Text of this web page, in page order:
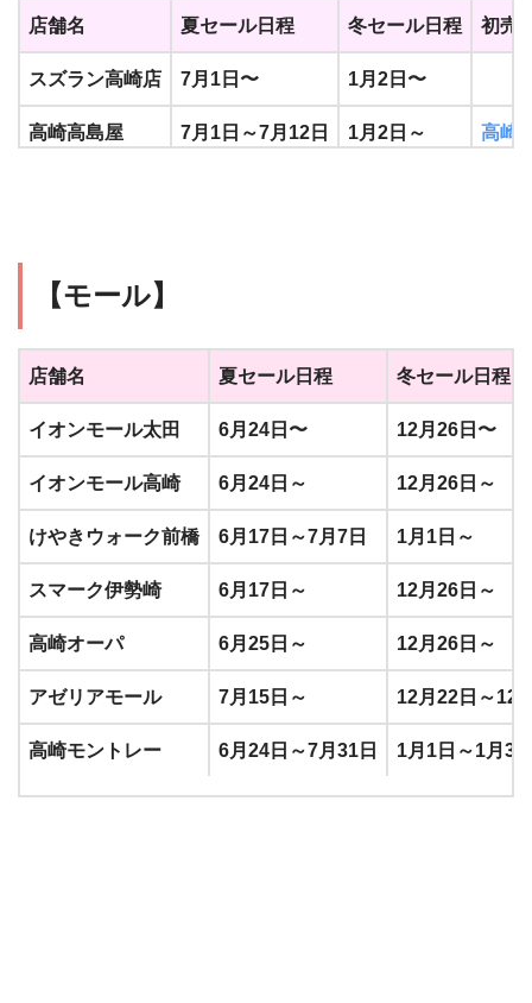
店舗名 夏セール日程 冬セール日程 初売
スズラン高崎店 7月1日〜 1月2日〜
高崎高島屋 7月1日～7月12日 1月2日～ 高崎
【モール】
店舗名 夏セール日程 冬セール日程
イオンモール太田 6月24日〜 12月26日〜
イオンモール高崎 6月24日～ 12月26日～
けやきウォーク前橋 6月17日～7月7日 1月1日～
スマーク伊勢崎 6月17日～ 12月26日～
高崎オーパ 6月25日～ 12月26日～
アゼリアモール 7月15日～ 12月22日～12
高崎モントレー 6月24日～7月31日 1月1日～1月31